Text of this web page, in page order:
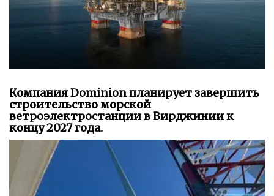
Компания Dominion планирует завершить
строительство морской
ветроэлектростанции в Вирджинии к
концу 2027 года.